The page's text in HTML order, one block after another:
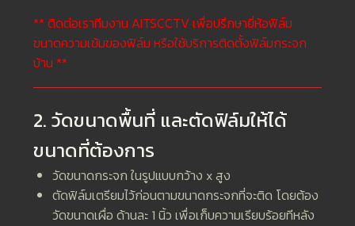
** ติดต่อเราทีมงาน AITSCCTV เพื่อปรึกษายี่ห้อฟิล์ม
ขนาดความเข้มของฟิล์ม หรือใช้บริการติดตั้งฟิล์มกระจก
บ้าน **
2. วัดขนาดพื้นที่ และตัดฟิล์มให้ได้
ขนาดที่ต้องการ
วัดขนาดกระจก ในรูปแบบกว้าง x สูง
ตัดฟิล์มเตรียมไว้ก่อนตามขนาดกระจกที่จะติด โดยต้อง
วัดขนาดเผื่อ ด้านละ 1 นิ้ว เพื่อเก็บความเรียบร้อยทีหลัง